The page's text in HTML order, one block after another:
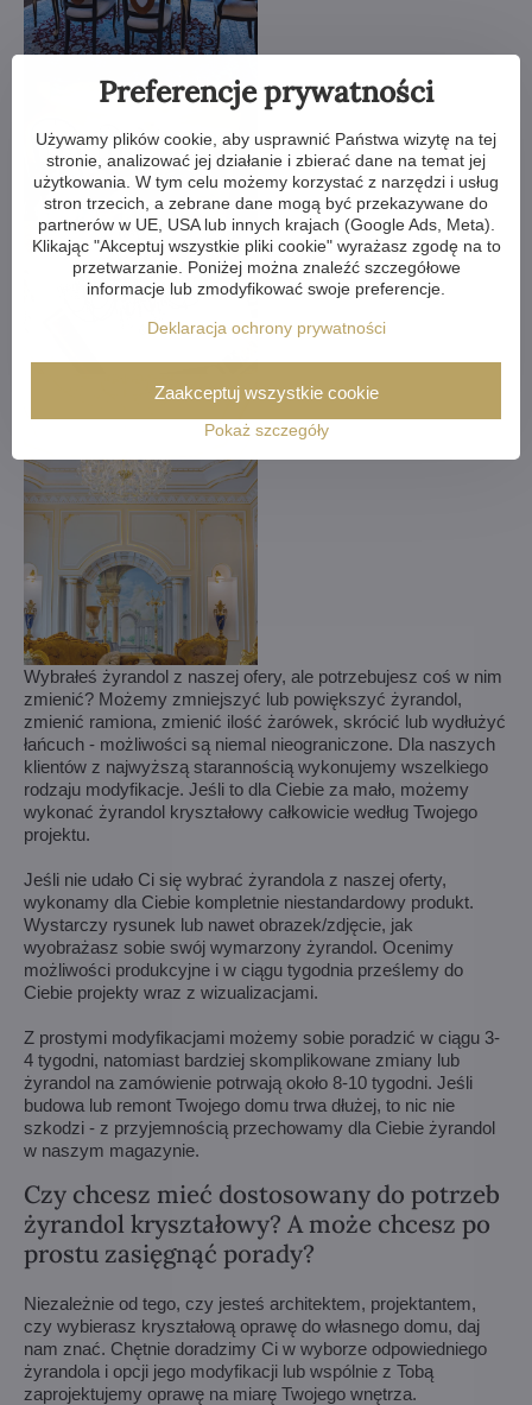
Wybrałeś żyrandol z naszej ofery, ale potrzebujesz coś w nim
zmienić? Możemy zmniejszyć lub powiększyć żyrandol,
zmienić ramiona, zmienić ilość żarówek, skrócić lub wydłużyć
łańcuch - możliwości są niemal nieograniczone. Dla naszych
klientów z najwyższą starannością wykonujemy wszelkiego
rodzaju modyfikacje. Jeśli to dla Ciebie za mało, możemy
wykonać żyrandol kryształowy całkowicie według Twojego
projektu.
Jeśli nie udało Ci się wybrać żyrandola z naszej oferty,
wykonamy dla Ciebie kompletnie niestandardowy produkt.
Wystarczy rysunek lub nawet obrazek/zdjęcie, jak
wyobrażasz sobie swój wymarzony żyrandol. Ocenimy
możliwości produkcyjne i w ciągu tygodnia prześlemy do
Ciebie projekty wraz z wizualizacjami.
Z prostymi modyfikacjami możemy sobie poradzić w ciągu 3-
4 tygodni, natomiast bardziej skomplikowane zmiany lub
żyrandol na zamówienie potrwają około 8-10 tygodni. Jeśli
budowa lub remont Twojego domu trwa dłużej, to nic nie
szkodzi - z przyjemnością przechowamy dla Ciebie żyrandol
w naszym magazynie.
Czy chcesz mieć dostosowany do potrzeb
żyrandol kryształowy? A może chcesz po
prostu zasięgnąć porady?
Niezależnie od tego, czy jesteś architektem, projektantem,
czy wybierasz kryształową oprawę do własnego domu, daj
nam znać. Chętnie doradzimy Ci w wyborze odpowiedniego
żyrandola i opcji jego modyfikacji lub wspólnie z Tobą
zaprojektujemy oprawę na miarę Twojego wnętrza.
Preferencje prywatności
Używamy plików cookie, aby usprawnić Państwa wizytę na tej
stronie, analizować jej działanie i zbierać dane na temat jej
użytkowania. W tym celu możemy korzystać z narzędzi i usług
stron trzecich, a zebrane dane mogą być przekazywane do
partnerów w UE, USA lub innych krajach (Google Ads, Meta).
Klikając "Akceptuj wszystkie pliki cookie" wyrażasz zgodę na to
przetwarzanie. Poniżej można znaleźć szczegółowe
informacje lub zmodyfikować swoje preferencje.
Deklaracja ochrony prywatności
Pokaż szczegóły
Zaakceptuj wszystkie cookie